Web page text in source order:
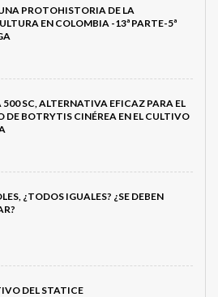
PROTOHISTORIA DE LA
EN COLOMBIA -13ª PARTE-5ª
SC, ALTERNATIVA EFICAZ PARA EL
DE BOTRYTIS CINÉREA EN EL CULTIVO
¿TODOS IGUALES? ¿SE DEBEN
DEL STATICE